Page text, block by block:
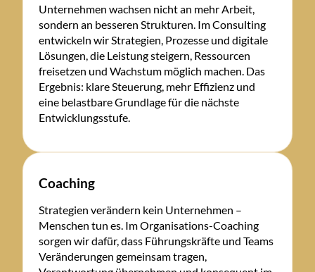
Unternehmen wachsen nicht an mehr Arbeit,
sondern an besseren Strukturen. Im Consulting
entwickeln wir Strategien, Prozesse und digitale
Lösungen, die Leistung steigern, Ressourcen
freisetzen und Wachstum möglich machen. Das
Ergebnis: klare Steuerung, mehr Effizienz und
eine belastbare Grundlage für die nächste
Entwicklungsstufe.
Coaching
Strategien verändern kein Unternehmen –
Menschen tun es. Im Organisations-Coaching
sorgen wir dafür, dass Führungskräfte und Teams
Veränderungen gemeinsam tragen,